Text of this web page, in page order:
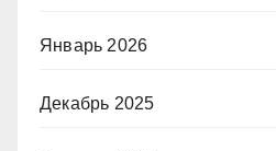
Январь 2026
Декабрь 2025